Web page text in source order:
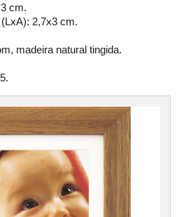
cm.
2,7x3 cm.
madeira natural tingida.